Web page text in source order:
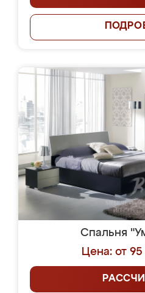
Спальня
Цена: от